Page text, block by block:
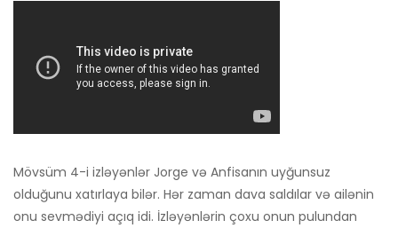
Mövsüm 4-i izləyənlər Jorge və Anfisanın uyğunsuz
olduğunu xatırlaya bilər. Hər zaman dava saldılar və ailənin
onu sevmədiyi açıq idi. İzləyənlərin çoxu onun pulundan